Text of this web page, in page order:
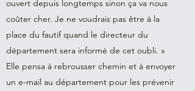
ouvert depuis longtemps sinon ça va nous
coûter cher. Je ne voudrais pas être à la
place du fautif quand le directeur du
département sera informé de cet oubli. »
Elle pensa à rebrousser chemin et à envoyer
un e-mail au département pour les prévenir